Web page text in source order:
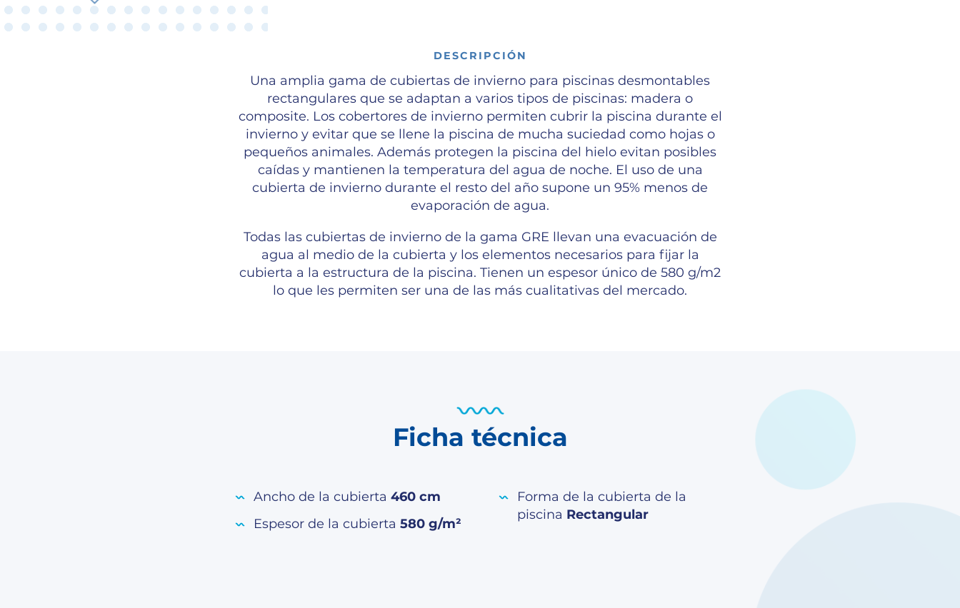
DESCRIPCIÓN
Una amplia gama de cubiertas de invierno para piscinas desmontables
rectangulares que se adaptan a varios tipos de piscinas: madera o
composite. Los cobertores de invierno permiten cubrir la piscina durante el
invierno y evitar que se llene la piscina de mucha suciedad como hojas o
pequeños animales. Además protegen la piscina del hielo evitan posibles
caídas y mantienen la temperatura del agua de noche. El uso de una
cubierta de invierno durante el resto del año supone un 95% menos de
evaporación de agua.
Todas las cubiertas de invierno de la gama GRE llevan una evacuación de
agua al medio de la cubierta y los elementos necesarios para fijar la
cubierta a la estructura de la piscina. Tienen un espesor único de 580 g/m2
lo que les permiten ser una de las más cualitativas del mercado.
Ficha técnica
Ancho de la cubierta 460 cm
Espesor de la cubierta 580 g/m²
Forma de la cubierta de la
piscina Rectangular